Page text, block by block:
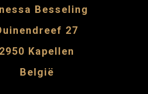
Besseling
27
2950 Kapellen
België